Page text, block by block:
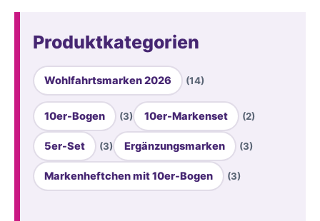
Produktkategorien
Wohlfahrtsmarken 2026 (14)
10er-Bogen (3) 10er-Markenset (2)
5er-Set (3) Ergänzungsmarken (3)
Markenheftchen mit 10er-Bogen (3)